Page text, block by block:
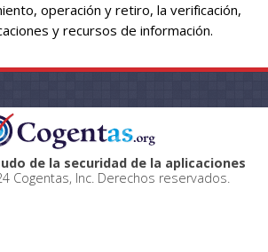
operación y retiro, la verificación,
y recursos de información.
de la securidad de la aplicaciones
Cogentas, Inc. Derechos reservados.